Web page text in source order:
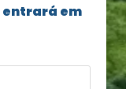
entrará em